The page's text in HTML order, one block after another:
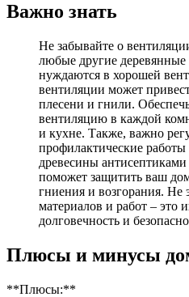
Важно знать
Не забывайте о
любые другие деревянные
нуждаются в хорошей
вентиляции может
плесени и гнили.
вентиляцию в каждой
и кухне. Также, важно
профилактические работы
древесины
поможет защитить ваш
гниения и возгорания. Не
материалов и работ – это
долговечность и
Плюсы и минусы
**Плюсы:**